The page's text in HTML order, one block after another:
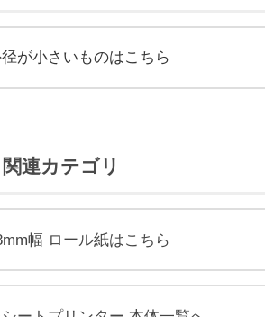
が小さいものはこちら
関連カテゴリ
幅 ロール紙はこちら